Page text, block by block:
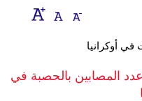
صحة
أوكرانيا
المصابين بالحصبة في